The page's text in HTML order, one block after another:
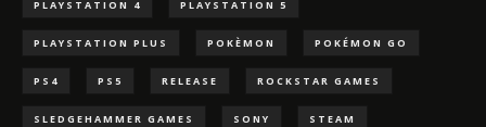
PLAYSTATION 4 PLAYSTATION 5
PLAYSTATION PLUS POKÈMON POKÉMON GO
PS4 PS5 RELEASE ROCKSTAR GAMES
SLEDGEHAMMER GAMES SONY STEAM